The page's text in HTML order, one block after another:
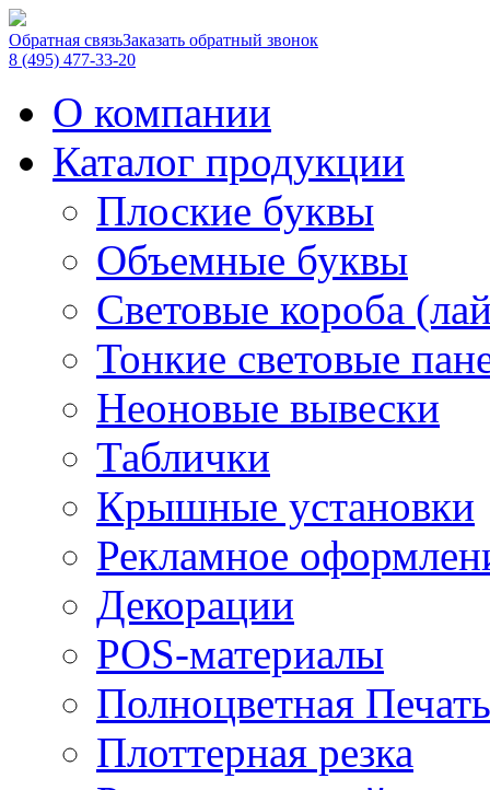
Обратная связьЗаказать обратный звонок
8 (495) 477-33-20
О компании
Каталог продукции
Плоские буквы
Объемные буквы
Световые короба
Тонкие световые
Неоновые вывески
Таблички
Крышные установки
Рекламное
Декорации
POS-материалы
Полноцветная Печать
Плоттерная резка